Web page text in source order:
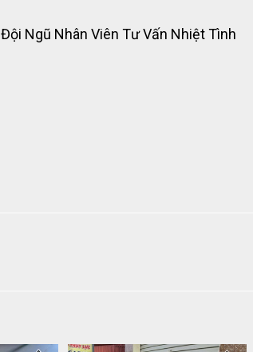
Đội Ngũ Nhân Viên Tư Vấn Nhiệt Tình